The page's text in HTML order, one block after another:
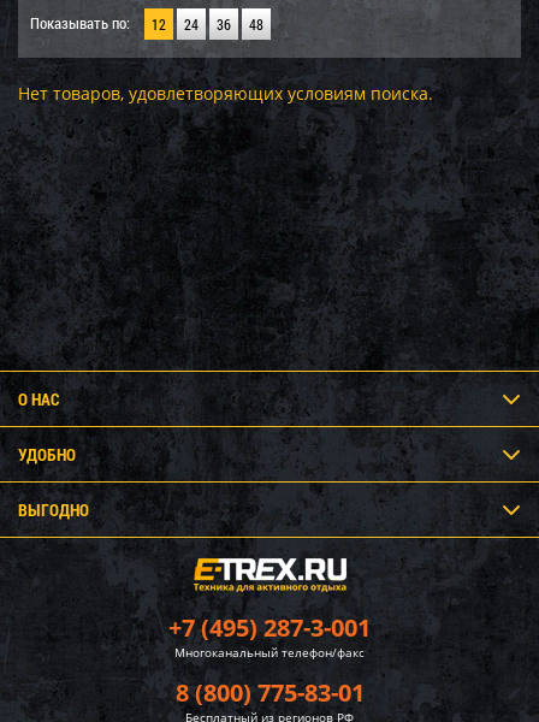
Показывать по: 12 24 36 48
Нет товаров, удовлетворяющих условиям поиска.
+7 (495) 287-3-001
Многоканальный телефон/факс
8 (800) 775-83-01
Бесплатный из регионов РФ
О НАС
УДОБНО
ВЫГОДНО